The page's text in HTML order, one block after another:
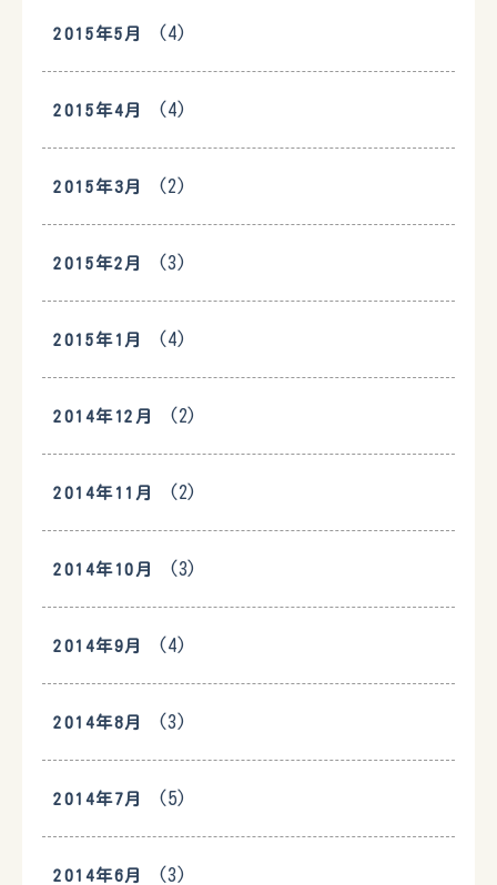
2015年5月 (4)
2015年4月 (4)
2015年3月 (2)
2015年2月 (3)
2015年1月 (4)
2014年12月 (2)
2014年11月 (2)
2014年10月 (3)
2014年9月 (4)
2014年8月 (3)
2014年7月 (5)
2014年6月 (3)